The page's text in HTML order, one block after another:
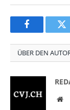
Facebook
ÜBER DEN